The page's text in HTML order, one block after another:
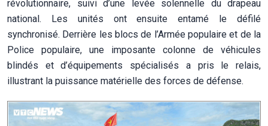
révolutionnaire, suivi d’une levée solennelle du drapeau
national. Les unités ont ensuite entamé le défilé
synchronisé. Derrière les blocs de l’Armée populaire et de la
Police populaire, une imposante colonne de véhicules
blindés et d’équipements spécialisés a pris le relais,
illustrant la puissance matérielle des forces de défense.